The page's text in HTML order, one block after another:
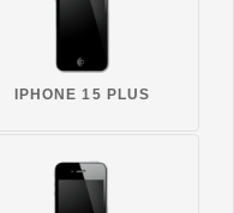
IPHONE 15 PLUS